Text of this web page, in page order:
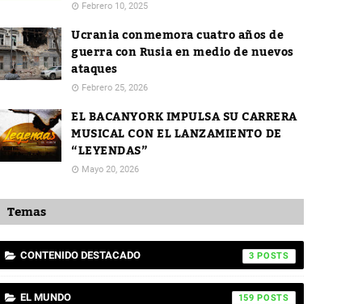
Febrero 10, 2025
Ucrania conmemora cuatro años de
guerra con Rusia en medio de nuevos
ataques
Febrero 25, 2026
EL BACANYORK IMPULSA SU CARRERA
MUSICAL CON EL LANZAMIENTO DE
“LEYENDAS”
Mayo 20, 2026
Temas
CONTENIDO DESTACADO 3
EL MUNDO 159